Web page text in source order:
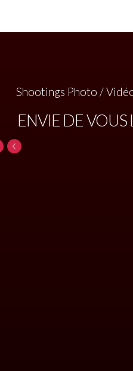
Shootings Photo /
ENVIE DE VOUS